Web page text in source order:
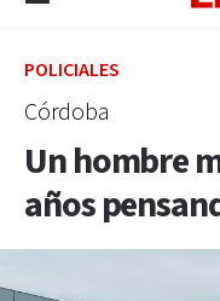
POLICIALES
Córdoba
Un hombre
años